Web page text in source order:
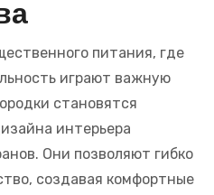
питания, где
играют важную
становятся
интерьера
Они позволяют гибко
создавая комфортные